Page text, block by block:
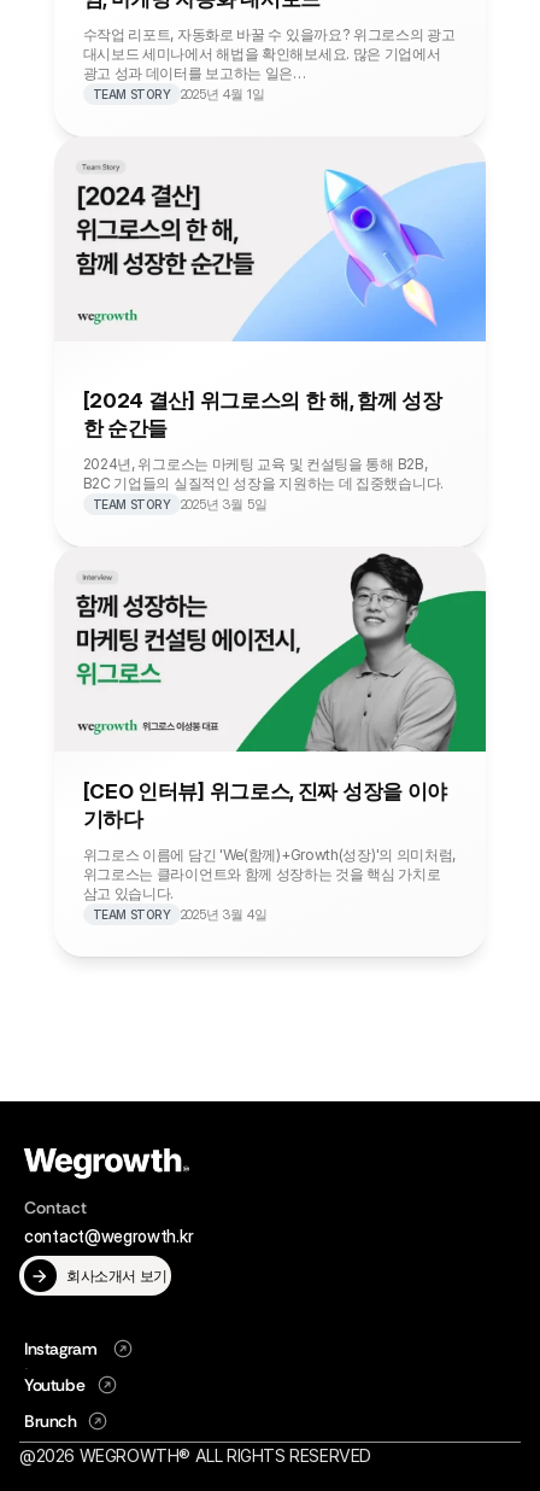
수작업 리포트, 자동화로 바꿀 수 있을까요? 위그로스의 광고
대시보드 세미나에서 해법을 확인해보세요. 많은 기업에서
광고 성과 데이터를 보고하는 일은…
TEAM STORY 2025년 4월 1일
[2024 결산] 위그로스의 한 해, 함께 성장
한 순간들
2024년, 위그로스는 마케팅 교육 및 컨설팅을 통해 B2B,
B2C 기업들의 실질적인 성장을 지원하는 데 집중했습니다.
TEAM STORY 2025년 3월 5일
[CEO 인터뷰] 위그로스, 진짜 성장을 이야
기하다
위그로스 이름에 담긴 'We(함께)+Growth(성장)'의 의미처럼,
위그로스는 클라이언트와 함께 성장하는 것을 핵심 가치로
삼고 있습니다.
TEAM STORY 2025년 3월 4일
Contact
contact@wegrowth.kr
회사소개서 보기
Instagram
Instagram
Youtube
Youtube
Brunch
Brunch
@2026 WEGROWTH® ALL RIGHTS RESERVED